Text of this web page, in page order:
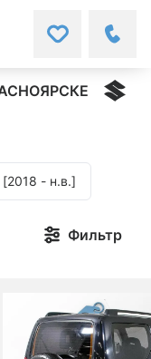
[2018 - н.в.]
Фильтр